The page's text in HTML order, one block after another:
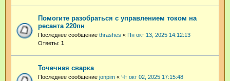
Помогите разобраться с управлением током на
ресанта 220пн
Последнее сообщение thrashes « Пн окт 13, 2025 14:12:13
Ответы: 1
Точечная сварка
Последнее сообщение jonpim « Чт окт 02, 2025 17:15:48